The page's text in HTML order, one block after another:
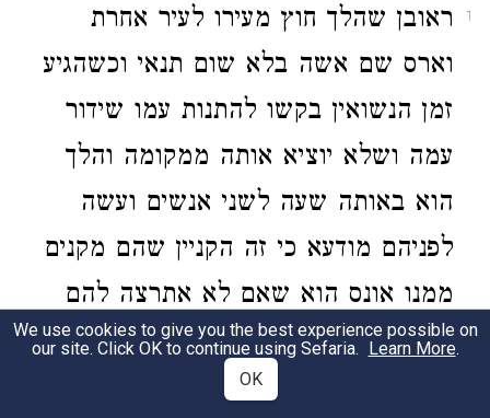
1
ראובן שהלך חוץ מעירו לעיר אחרת
וארס שם אשה בלא שום תנאי וכשהגיע
זמן הנשואין בקשו להתנות עמו שידור
עמה ושלא יוציא אותה ממקומה והלך
הוא באותה שעה לשני אנשים ועשה
לפניהם מודעא כי זה הקניין שהם מקנים
ממנו אונס הוא שאם לא אתרצה להם
אפסיד כל ההוצאה שהוצאתי בחופה
ובסעודות ונכתב שטר המודעא ונחתם
We use cookies to give you the best experience possible on
our site. Click OK to continue using Sefaria. Learn More.
OK